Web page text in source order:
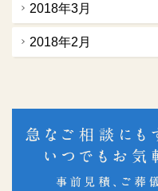
2018年3月
2018年2月